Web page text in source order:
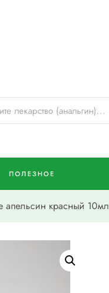
ПОЛЕЗНОЕ
красный 10мл